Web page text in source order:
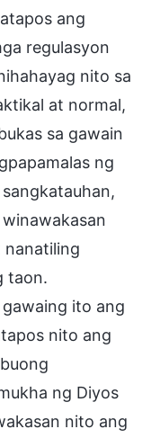
ang
regulasyon
nito sa
at normal,
sa gawain
ng
nanatiling
taon.
ito ang
nito ang
ng Diyos
nito ang